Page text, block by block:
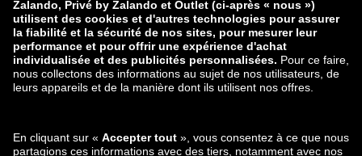
zalando-lounge.lt zalando-lounge.sk
zalando-lounge.ro zalando-lounge.hr
zalando-lounge.lu zalando-lounge.ee